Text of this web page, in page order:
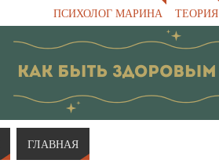
ПСИХОЛОГ МАРИНА ТЕОРИЯ
ГЛАВНАЯ